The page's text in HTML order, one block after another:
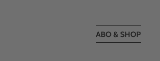
ABO & SHOP